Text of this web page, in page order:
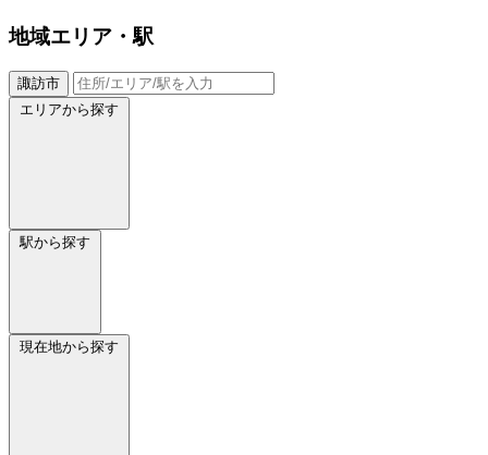
地域エリア・駅
諏訪市
エリアから探す
駅から探す
現在地から探す